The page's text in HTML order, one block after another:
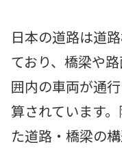
日本の道路は道
ており、橋梁や
囲内の車両が通
算されています
た道路・橋梁の